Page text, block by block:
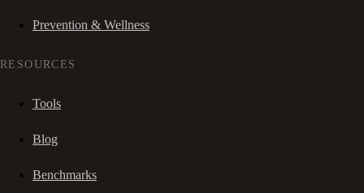
Prevention & Wellness
RESOURCES
Tools
Blog
Benchmarks